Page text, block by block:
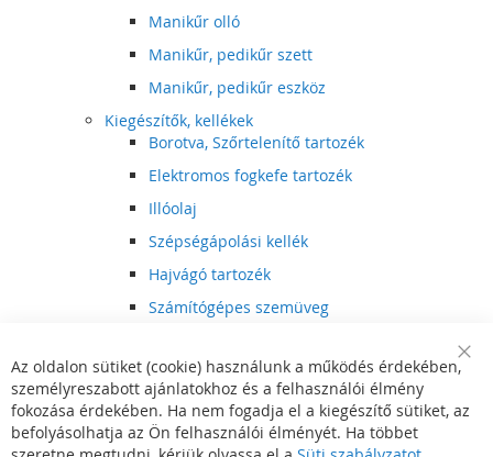
Manikűr olló
Manikűr, pedikűr szett
Manikűr, pedikűr eszköz
Kiegészítők, kellékek
Borotva, Szőrtelenítő tartozék
Elektromos fogkefe tartozék
Illóolaj
Szépségápolási kellék
Hajvágó tartozék
Számítógépes szemüveg
Hajvágó kiegészítő
Szórakoztató elektronika
Multimédia
DVD, BluRay lejátszó
Bar
Az oldalon sütiket (cookie) használunk a működés érdekében,
személyreszabott ajánlatokhoz és a felhasználói élmény
fokozása érdekében. Ha nem fogadja el a kiegészítő sütiket, az
befolyásolhatja az Ön felhasználói élményét. Ha többet